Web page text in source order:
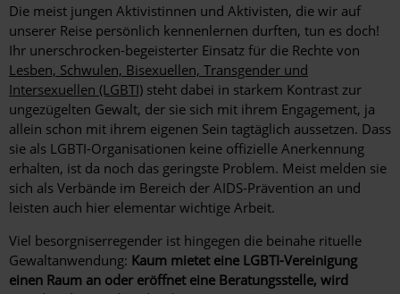
Die meist jungen Aktivistinnen und Aktivisten, die wir auf
unserer Reise persönlich kennenlernen durften, tun es doch!
Ihr unerschrocken-begeisterter Einsatz für die Rechte von
Lesben, Schwulen, Bisexuellen, Transgender und
Intersexuellen (LGBTI) steht dabei in starkem Kontrast zur
ungezügelten Gewalt, der sie sich mit ihrem Engagement, ja
allein schon mit ihrem eigenen Sein tagtäglich aussetzen. Dass
sie als LGBTI-Organisationen keine offizielle Anerkennung
erhalten, ist da noch das geringste Problem. Meist melden sie
sich als Verbände im Bereich der AIDS-Prävention an und
leisten auch hier elementar wichtige Arbeit.
Viel besorgniserregender ist hingegen die beinahe rituelle
Gewaltanwendung: Kaum mietet eine LGBTI-Vereinigung
einen Raum an oder eröffnet eine Beratungsstelle, wird